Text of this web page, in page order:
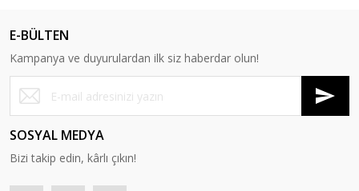
E-BÜLTEN
Kampanya ve duyurulardan ilk siz haberdar olun!
SOSYAL MEDYA
Bizi takip edin, kârlı çıkın!